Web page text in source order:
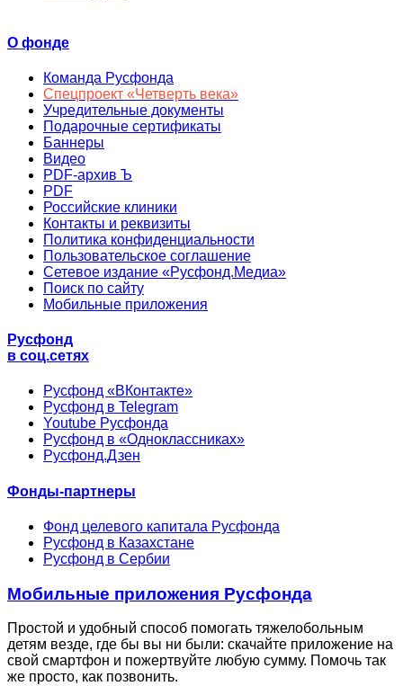
О фонде
Команда Русфонда
Спецпроект «Четверть века»
Учредительные документы
Подарочные сертификаты
Баннеры
Видео
PDF-архив Ъ
PDF
Российские клиники
Контакты и реквизиты
Политика конфиденциальности
Пользовательское соглашение
Сетевое издание «Русфонд.Медиа»
Поиск по сайту
Мобильные приложения
Русфонд
в соц.сетях
Русфонд «ВКонтакте»
Русфонд в Telegram
Youtube Русфонда
Русфонд в «Одноклассниках»
Русфонд.Дзен
Фонды-партнеры
Фонд целевого капитала Русфонда
Русфонд в Казахстане
Русфонд в Сербии
Мобильные приложения Русфонда
Простой и удобный способ помогать тяжелобольным
детям везде, где бы вы ни были: скачайте приложение на
свой смартфон и пожертвуйте любую сумму. Помочь так
же просто, как позвонить.